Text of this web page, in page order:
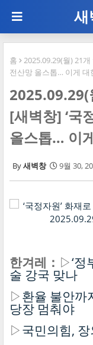
새
홈
2025.09.29(월) 21
전산망 올스톱… 이게 대
2025.09.29(
[새벽창] ‘국
올스톱… 이
새벽창 9월 30,
한겨레： ▷‘정
술 강국 맞나
▷환율 불안까
당장 멈춰야
▷국민의힘,